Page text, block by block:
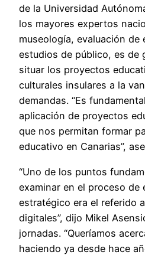
de la Universidad
los mayores expertos
museología, evaluación de
estudios de público, es de
situar los proyectos
culturales insulares a la
demandas. “Es
aplicación de proyectos
que nos permitan formar
educativo en Canarias”,
“Uno de los puntos
examinar en el proceso de
estratégico era el referido
digitales”, dijo Mikel
jornadas. “Queríamos
haciendo ya desde hace